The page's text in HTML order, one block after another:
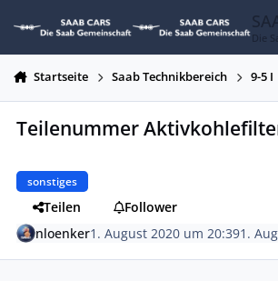
Die
Startseite Saab Technikbereich 9-5 I
Teilenummer
sonstiges
Teilen
Follower
nloenker1. August 2020 um 20:391.